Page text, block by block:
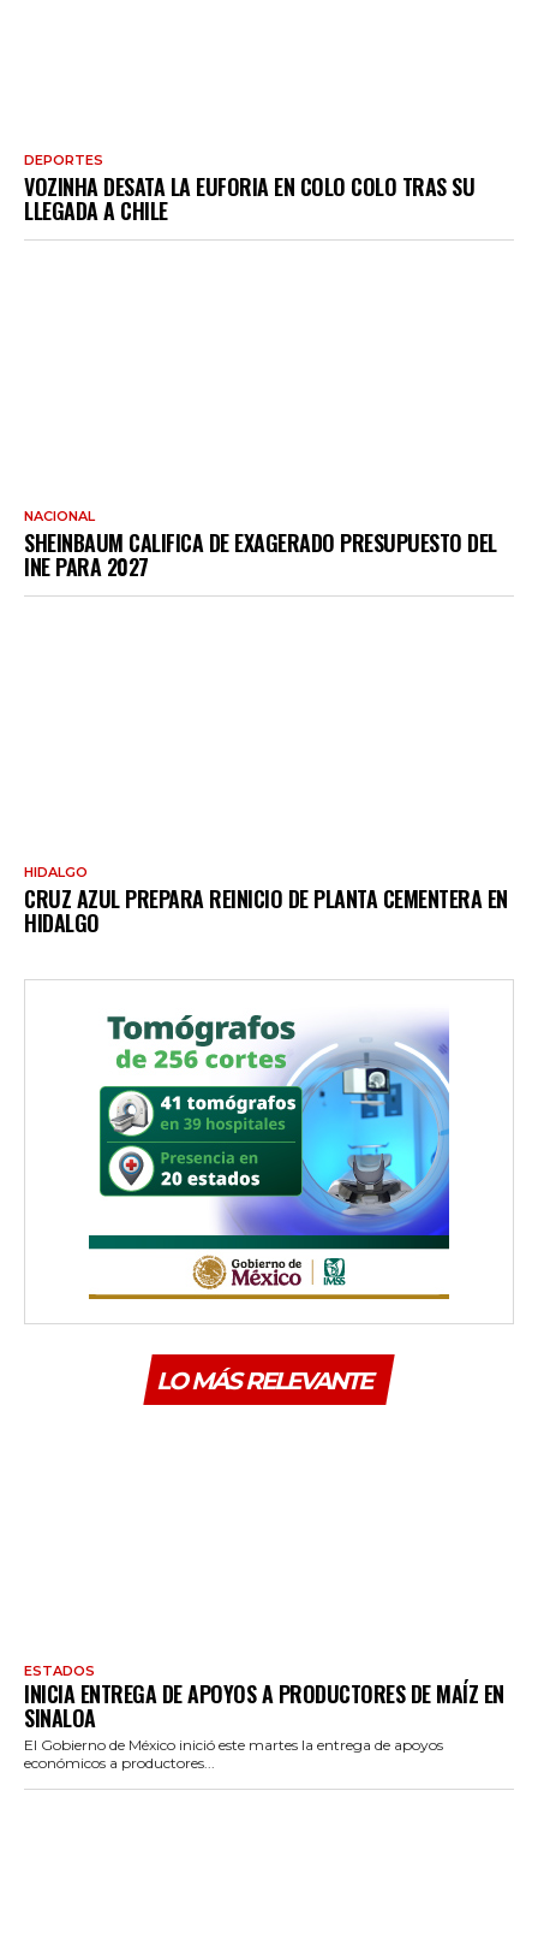
DEPORTES
VOZINHA DESATA LA EUFORIA EN COLO COLO TRAS SU
LLEGADA A CHILE
NACIONAL
SHEINBAUM CALIFICA DE EXAGERADO PRESUPUESTO DEL
INE PARA 2027
HIDALGO
CRUZ AZUL PREPARA REINICIO DE PLANTA CEMENTERA EN
HIDALGO
LO MÁS RELEVANTE
ESTADOS
INICIA ENTREGA DE APOYOS A PRODUCTORES DE MAÍZ EN
SINALOA
El Gobierno de México inició este martes la entrega de apoyos
económicos a productores...